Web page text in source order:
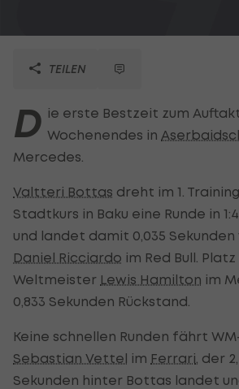
TEILEN
D ie erste Bestzeit zum
Wochenendes in
Mercedes.
Valtteri Bottas dreht im 1.
Stadtkurs in Baku eine Runde in
und landet damit 0,035
Daniel Ricciardo im Red Bull.
Weltmeister Lewis Hamilton im
0,833 Sekunden Rückstand.
Keine schnellen Runden fährt
Sebastian Vettel im Ferrari , der
Sekunden hinter Bottas landet